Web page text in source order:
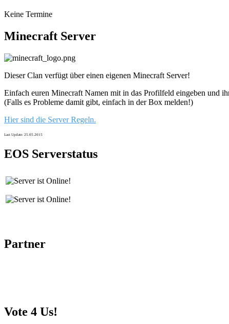
Keine Termine
Minecraft Server
Dieser Clan verfügt über einen eigenen Minecraft Server!
Einfach euren Minecraft Namen mit in das Profilfeld eingeben und
(Falls es Probleme damit gibt, einfach in der Box melden!)
Hier sind die Server Regeln.
Last Update: 25.05.2015
EOS Serverstatus
Partner
Vote 4 Us!